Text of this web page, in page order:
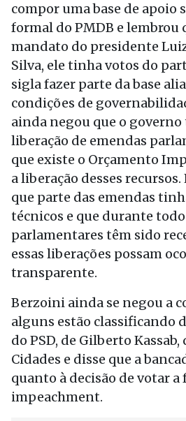
compor uma base de apoio
formal do PMDB e lembrou
mandato do presidente
Silva, ele tinha votos do
sigla fazer parte da base
condições de
ainda negou que o governo
liberação de emendas
que existe o Orçamento
a liberação desses
que parte das emendas
técnicos e que durante
parlamentares têm sido
essas liberações possam
transparente.
Berzoini ainda se negou a
alguns estão classificando
do PSD, de Gilberto
Cidades e disse que a
quanto à decisão de votar
impeachment.